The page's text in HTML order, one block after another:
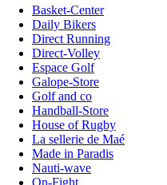
Basket-Center
Daily Bikers
Direct Running
Direct-Volley
Espace Golf
Galope-Store
Golf and co
Handball-Store
House of Rugby
La sellerie de Maé
Made in Paradis
Nauti-wave